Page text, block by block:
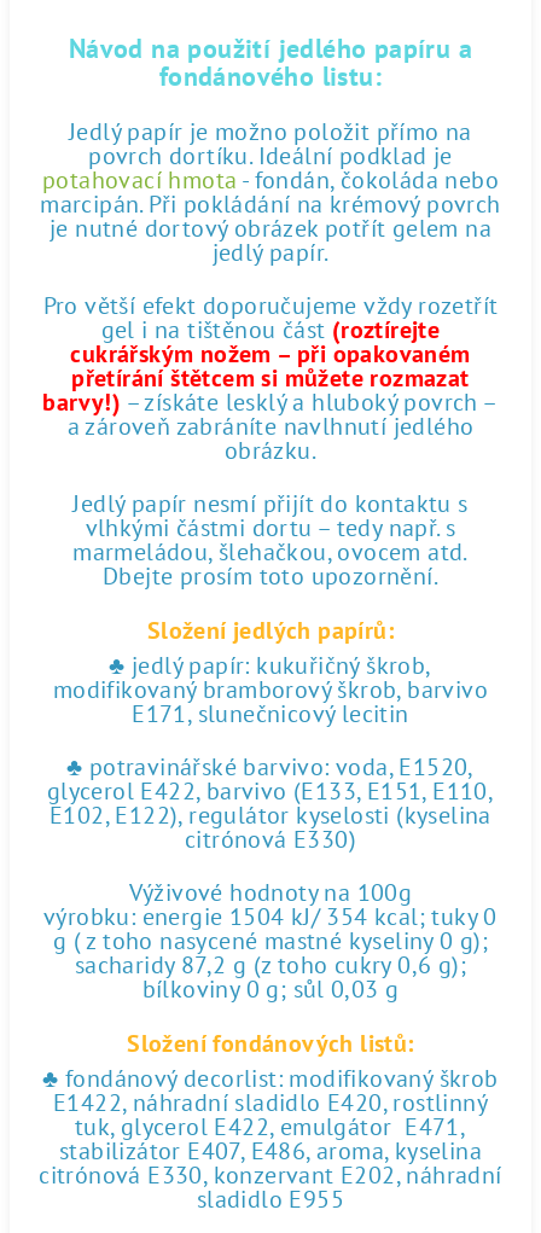
Návod na použití jedlého papíru a
fondánového listu:
Jedlý papír je možno položit přímo na
povrch dortíku. Ideální podklad je
potahovací hmota - fondán, čokoláda nebo
marcipán. Při pokládání na krémový povrch
je nutné dortový obrázek potřít gelem na
jedlý papír.
Pro větší efekt doporučujeme vždy rozetřít
gel i na tištěnou část (roztírejte
cukrářským nožem – při opakovaném
přetírání štětcem si můžete rozmazat
barvy!) – získáte lesklý a hluboký povrch –
a zároveň zabráníte navlhnutí jedlého
obrázku.
Jedlý papír nesmí přijít do kontaktu s
vlhkými částmi dortu – tedy např. s
marmeládou, šlehačkou, ovocem atd.
Dbejte prosím toto upozornění.
Složení jedlých papírů:
♣ jedlý papír: kukuřičný škrob,
modifikovaný bramborový škrob, barvivo
E171, slunečnicový lecitin
♣ potravinářské barvivo: voda, E1520,
glycerol E422, barvivo (E133, E151, E110,
E102, E122), regulátor kyselosti (kyselina
citrónová E330)
Výživové hodnoty na 100g
výrobku: energie 1504 kJ/ 354 kcal; tuky 0
g ( z toho nasycené mastné kyseliny 0 g);
sacharidy 87,2 g (z toho cukry 0,6 g);
bílkoviny 0 g; sůl 0,03 g
Složení fondánových listů:
♣ fondánový decorlist: modifikovaný škrob
E1422, náhradní sladidlo E420, rostlinný
tuk, glycerol E422, emulgátor E471,
stabilizátor E407, E486, aroma, kyselina
citrónová E330, konzervant E202, náhradní
sladidlo E955